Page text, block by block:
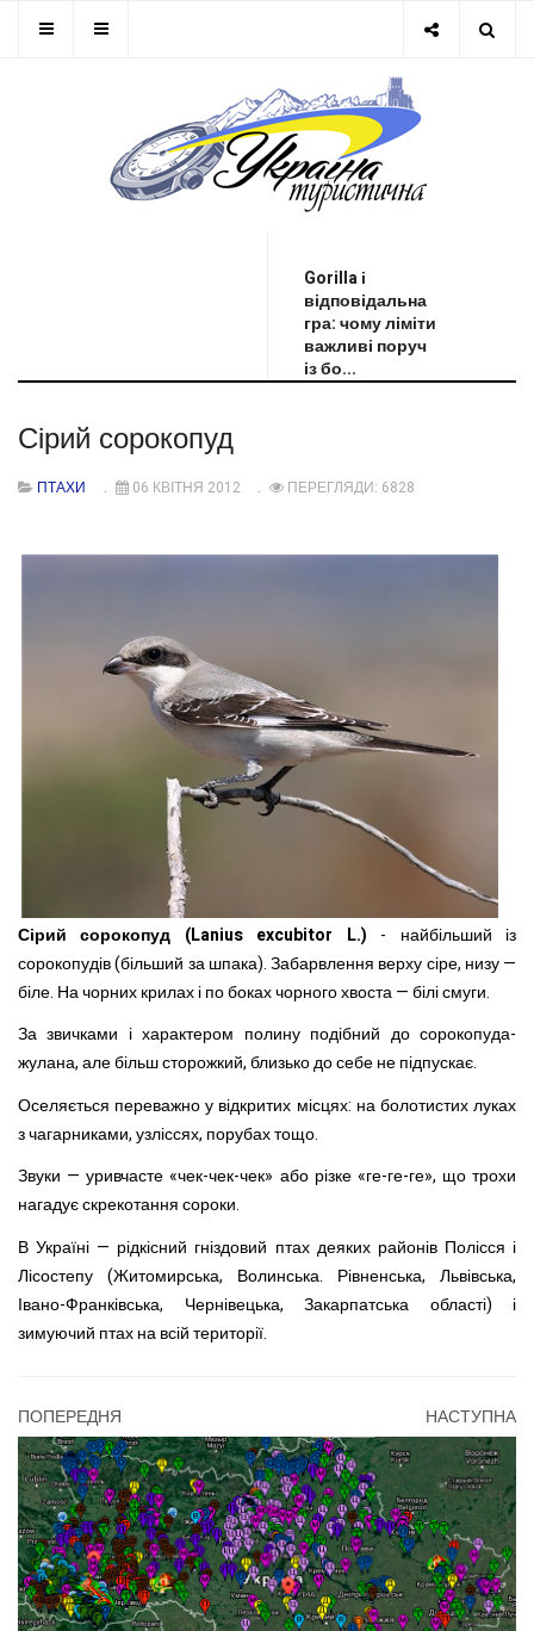
Gorilla і
відповідальна
гра: чому ліміти
важливі поруч
із бо...
Сірий сорокопуд
ПТАХИ 06 КВІТНЯ 2012 ПЕРЕГЛЯДИ: 6828
Сірий сорокопуд (Lanius excubitor L.) - найбільший із
сорокопудів (більший за шпака). Забар­влення верху сіре, низу —
біле. На чорних крилах і по боках чорного хвоста — білі смуги.
За звичками і характером полину подібний до сорокопуда-
жулана, але більш сторожкий, близько до себе не підпускає.
Оселяється пере­важно у відкритих місцях: на болотистих луках
з чагарни­ками, узліссях, порубах тощо.
Звуки — уривчасте «чек-чек-чек» або різке «ге-ге-ге», що трохи
нагадує скрекотання сороки.
В Україні — рідкісний гніздовий птах деяких районів Полісся і
Лісостепу (Житомирська, Волинська. Рівненська, Львівська,
Івано-Фран­ківська, Чернівецька, Закар­патська області) і
зимуючий птах на всій території.
ПОПЕРЕДНЯ НАСТУПНА